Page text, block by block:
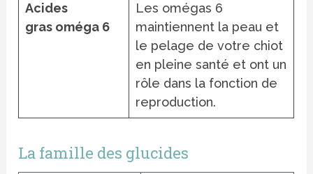
Acides
gras oméga 6
Les omégas 6
maintiennent la peau et
le pelage de votre chiot
en pleine santé et ont un
rôle dans la fonction de
reproduction.
La famille des glucides